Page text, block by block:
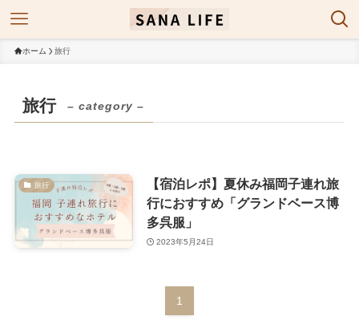
ホーム 旅行
旅行 – category –
旅行
【宿泊レポ】夏休み福岡子連れ旅
行におすすめ「グランドベース博
多呉服」
2023年5月24日
1